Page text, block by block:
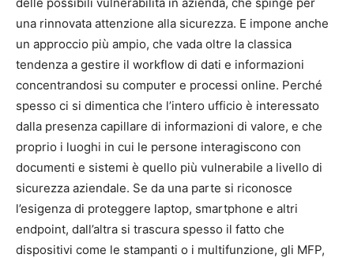
una rinnovata attenzione alla sicurezza. E impone anche
un approccio più ampio, che vada oltre la classica
tendenza a gestire il workflow di dati e informazioni
concentrandosi su computer e processi online. Perché
spesso ci si dimentica che l’intero ufficio è interessato
dalla presenza capillare di informazioni di valore, e che
proprio i luoghi in cui le persone interagiscono con
documenti e sistemi è quello più vulnerabile a livello di
sicurezza aziendale. Se da una parte si riconosce
l’esigenza di proteggere laptop, smartphone e altri
endpoint, dall’altra si trascura spesso il fatto che
dispositivi come le stampanti o i multifunzione, gli MFP,